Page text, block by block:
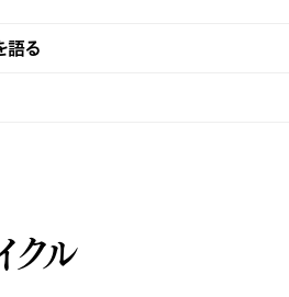
語る
ル